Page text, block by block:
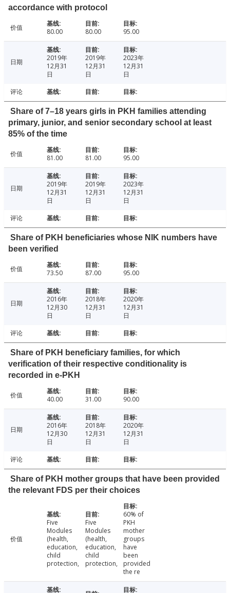
accordance with protocol
价值 80.00 80.00 95.00
日期
2019年
12月31
日
2019年
12月31
日
2023年
12月31
日
评论
Share of 7–18 years girls in PKH families attending
primary, junior, and senior secondary school at least
85% of the time
价值 81.00 81.00 95.00
日期
2019年
12月31
日
2019年
12月31
日
2023年
12月31
日
评论
Share of PKH beneficiaries whose NIK numbers have
been verified
价值 73.50 87.00 95.00
日期
2016年
12月30
日
2018年
12月31
日
2020年
12月31
日
评论
Share of PKH beneficiary families, for which
verification of their respective conditionality is
recorded in e-PKH
价值 40.00 31.00 90.00
日期
2016年
12月30
日
2018年
12月31
日
2020年
12月31
日
评论
Share of PKH mother groups that have been provided
the relevant FDS per their choices
价值
Five
Modules
(health,
education,
child
protection,
Five
Modules
(health,
education,
child
protection,
60% of
PKH
mother
groups
have
been
provided
the re